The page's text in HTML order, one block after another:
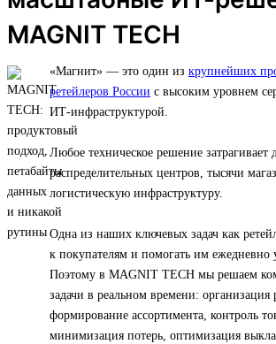
MAGNIT TECH
«Магнит» — это один из крупнейших
ретейлеров России с высоким уровнем
ИТ-инфраструктурой.
Любое техническое решение затрагивает
распределительных центров, тысячи
логистическую инфраструктуру.
Одна из наших ключевых задач как
к покупателям и помогать им ежедневно
Поэтому в MAGNIT TECH мы решаем
задачи в реальном времени: организация
формирование ассортимента, контроль
минимизация потерь, оптимизация